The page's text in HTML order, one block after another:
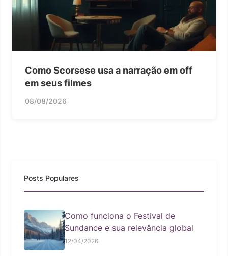
Como Scorsese usa a narração em off
em seus filmes
08/08/2026
Posts Populares
Como funciona o Festival de
Sundance e sua relevância global
12/04/2026